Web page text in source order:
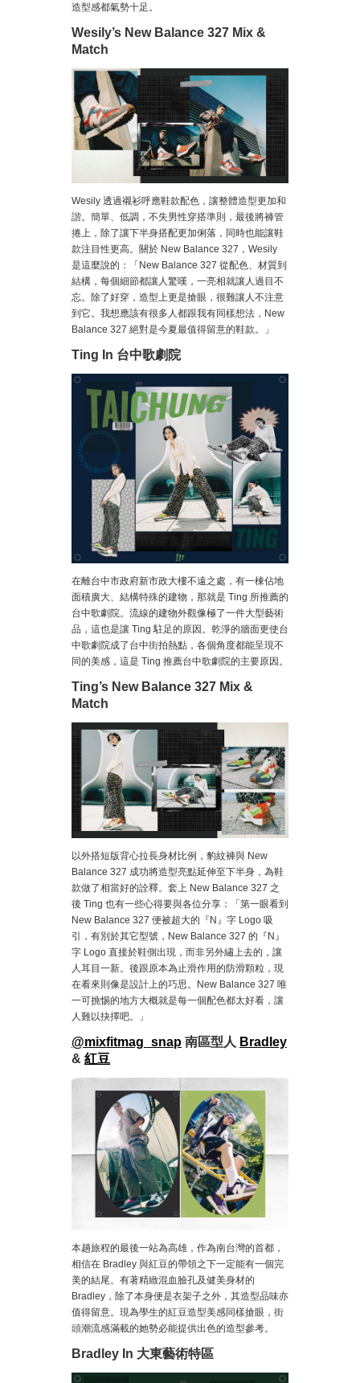
造型感都氣勢十足。
Wesily’s New Balance 327 Mix &
Match
Wesily 透過襯衫呼應鞋款配色，讓整體造型更加和
諧。簡單、低調，不失男性穿搭準則，最後將褲管
捲上，除了讓下半身搭配更加俐落，同時也能讓鞋
款注目性更高。關於 New Balance 327，Wesily
是這麼說的：「New Balance 327 從配色、材質到
結構，每個細節都讓人驚嘆，一亮相就讓人過目不
忘。除了好穿，造型上更是搶眼，很難讓人不注意
到它。我想應該有很多人都跟我有同樣想法，New
Balance 327 絕對是今夏最值得留意的鞋款。」
Ting In 台中歌劇院
在離台中市政府新市政大樓不遠之處，有一棟佔地
面積廣大、結構特殊的建物，那就是 Ting 所推薦的
台中歌劇院。流線的建物外觀像極了一件大型藝術
品，這也是讓 Ting 駐足的原因。乾淨的牆面更使台
中歌劇院成了台中街拍熱點，各個角度都能呈現不
同的美感，這是 Ting 推薦台中歌劇院的主要原因。
Ting’s New Balance 327 Mix &
Match
以外搭短版背心拉長身材比例，豹紋褲與 New
Balance 327 成功將造型亮點延伸至下半身，為鞋
款做了相當好的詮釋。套上 New Balance 327 之
後 Ting 也有一些心得要與各位分享：「第一眼看到
New Balance 327 便被超大的『N』字 Logo 吸
引，有別於其它型號，New Balance 327 的『N』
字 Logo 直接於鞋側出現，而非另外繡上去的，讓
人耳目一新。後跟原本為止滑作用的防滑顆粒，現
在看來則像是設計上的巧思。New Balance 327 唯
一可挑惕的地方大概就是每一個配色都太好看，讓
人難以抉擇吧。」
@mixfitmag_snap 南區型人 Bradley
& 紅豆
本趟旅程的最後一站為高雄，作為南台灣的首都，
相信在 Bradley 與紅豆的帶領之下一定能有一個完
美的結尾。有著精緻混血臉孔及健美身材的
Bradley，除了本身便是衣架子之外，其造型品味亦
值得留意。現為學生的紅豆造型美感同樣搶眼，街
頭潮流感滿載的她勢必能提供出色的造型參考。
Bradley In 大東藝術特區